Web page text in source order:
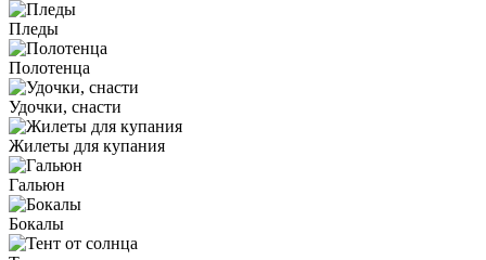
Пледы
Полотенца
Удочки, снасти
Жилеты для купания
Гальюн
Бокалы